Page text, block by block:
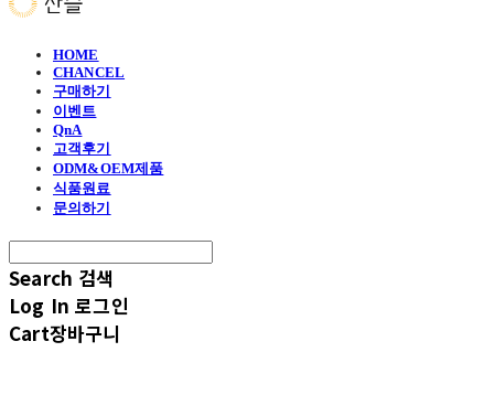
HOME
CHANCEL
구매하기
이벤트
QnA
고객후기
ODM&OEM제품
식품원료
문의하기
Search 검색
Log In 로그인
Cart장바구니